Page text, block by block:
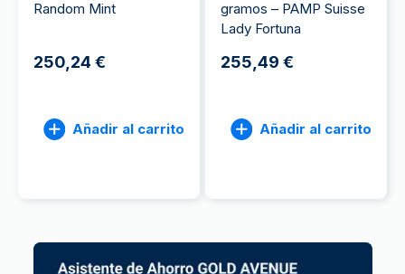
Random Mint
250,24 €
Añadir al carrito
gramos – PAMP Suisse
Lady Fortuna
255,49 €
Añadir al carrito